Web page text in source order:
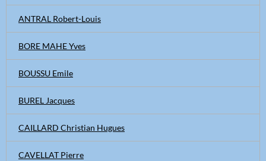
ANTRAL Robert-Louis
BORE MAHE Yves
BOUSSU Emile
BUREL Jacques
CAILLARD Christian Hugues
CAVELLAT Pierre